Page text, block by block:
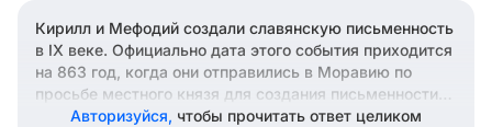
Кирилл и Мефодий создали славянскую письменность
в IX веке. Официально дата этого события приходится
на 863 год, когда они отправились в Моравию по
просьбе местного князя для создания письменности
на основе глаголицы. В результате этой работы была
Авторизуйся, чтобы прочитать ответ целиком